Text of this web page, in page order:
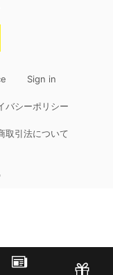
Sign in
バシーポリシー
取引法について